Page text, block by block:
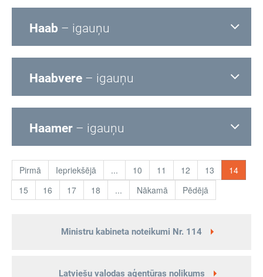
Haab – igauņu
Haabvere – igauņu
Haamer – igauņu
Pirmā Iepriekšējā ... 10 11 12 13
14
15
16 17 18 ... Nākamā Pēdējā
Ministru kabineta noteikumi Nr. 114
Latviešu valodas aģentūras nolikums